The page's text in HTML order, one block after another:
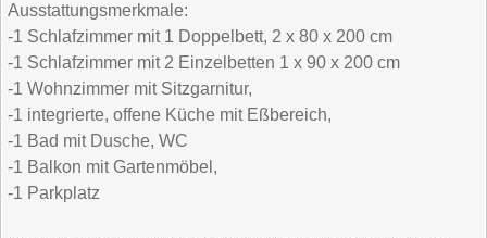
Ausstattungsmerkmale:
-1 Schlafzimmer mit 1 Doppelbett, 2 x 80 x 200 cm
-1 Schlafzimmer mit 2 Einzelbetten 1 x 90 x 200 cm
-1 Wohnzimmer mit Sitzgarnitur,
-1 integrierte, offene Küche mit Eßbereich,
-1 Bad mit Dusche, WC
-1 Balkon mit Gartenmöbel,
-1 Parkplatz